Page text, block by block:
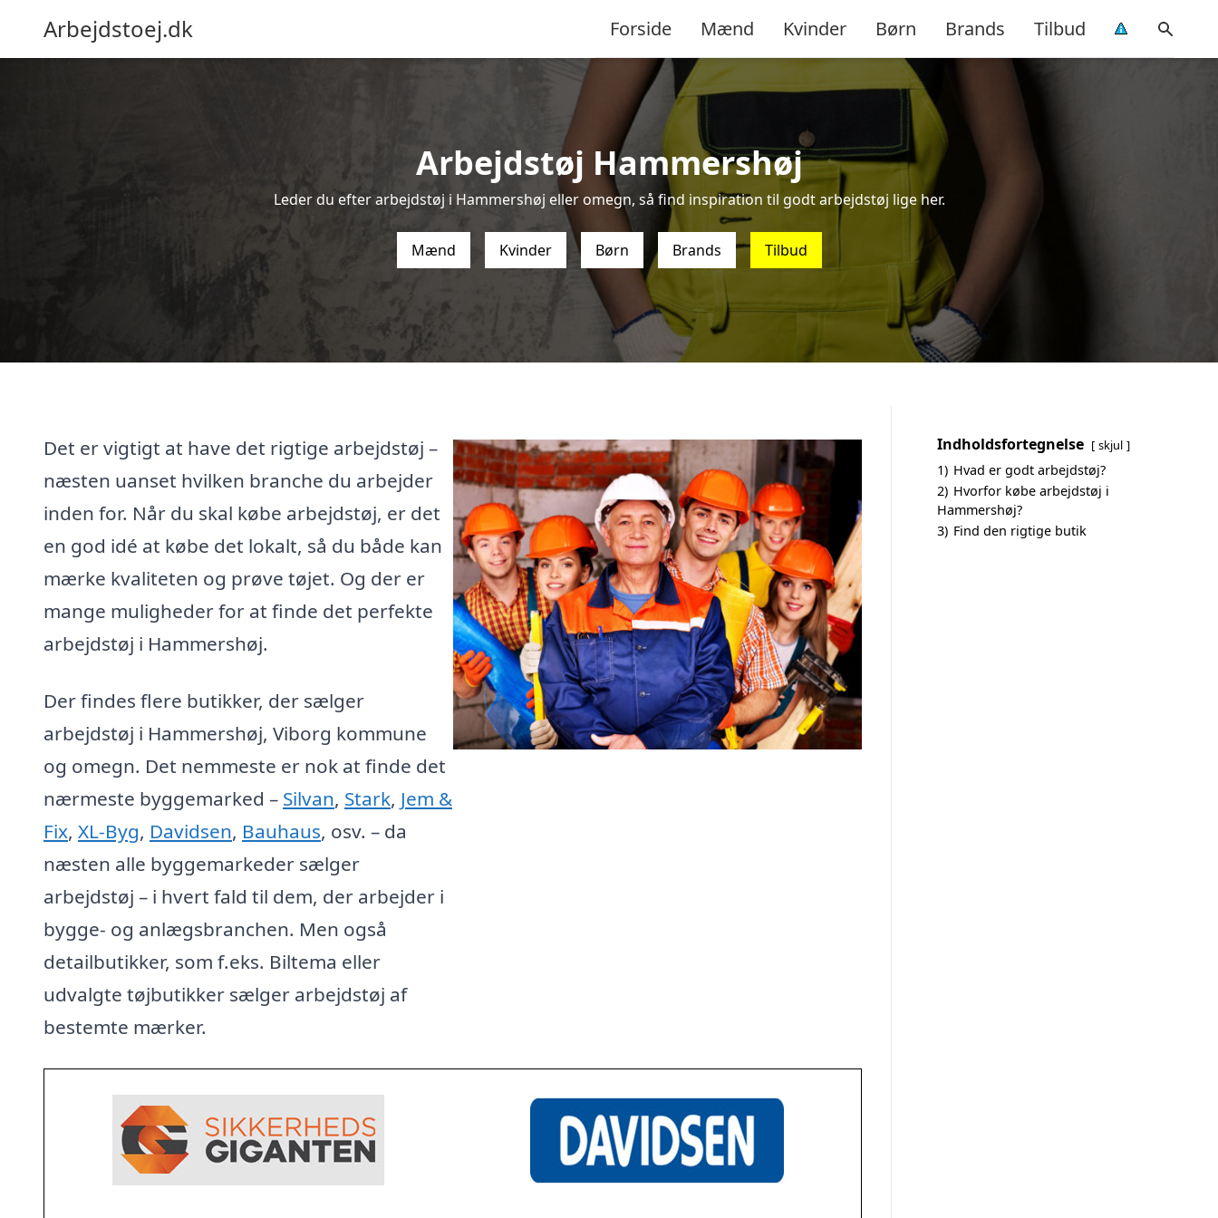
Arbejdstoej.dk Forside Mænd Kvinder Børn Brands Tilbud
Arbejdstøj Hammershøj
Leder du efter arbejdstøj i Hammershøj eller omegn, så find inspiration til godt arbejdstøj lige her.
Mænd Kvinder Børn Brands Tilbud
Det er vigtigt at have det rigtige arbejdstøj –
næsten uanset hvilken branche du arbejder
inden for. Når du skal købe arbejdstøj, er det
en god idé at købe det lokalt, så du både kan
mærke kvaliteten og prøve tøjet. Og der er
mange muligheder for at finde det perfekte
arbejdstøj i Hammershøj.
Der findes flere butikker, der sælger
arbejdstøj i Hammershøj, Viborg kommune
og omegn. Det nemmeste er nok at finde det
nærmeste byggemarked – Silvan, Stark, Jem &
Fix, XL-Byg, Davidsen, Bauhaus, osv. – da
næsten alle byggemarkeder sælger
arbejdstøj – i hvert fald til dem, der arbejder i
bygge- og anlægsbranchen. Men også
detailbutikker, som f.eks. Biltema eller
udvalgte tøjbutikker sælger arbejdstøj af
bestemte mærker.
Indholdsfortegnelse skjul
1) Hvad er godt arbejdstøj?
2) Hvorfor købe arbejdstøj i
Hammershøj?
3) Find den rigtige butik